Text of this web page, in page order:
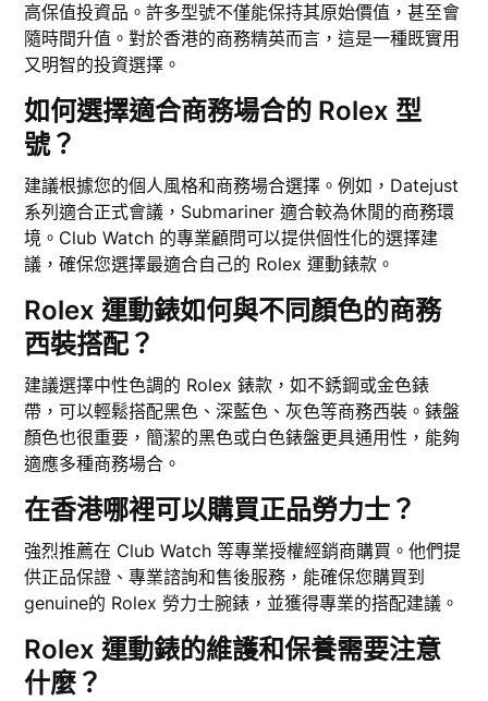
高保值投資品。許多型號不僅能保持其原始價值，甚至會
隨時間升值。對於香港的商務精英而言，這是一種既實用
又明智的投資選擇。
如何選擇適合商務場合的 Rolex 型
號？
建議根據您的個人風格和商務場合選擇。例如，Datejust
系列適合正式會議，Submariner 適合較為休閒的商務環
境。Club Watch 的專業顧問可以提供個性化的選擇建
議，確保您選擇最適合自己的 Rolex 運動錶款。
Rolex 運動錶如何與不同顏色的商務
西裝搭配？
建議選擇中性色調的 Rolex 錶款，如不銹鋼或金色錶
帶，可以輕鬆搭配黑色、深藍色、灰色等商務西裝。錶盤
顏色也很重要，簡潔的黑色或白色錶盤更具通用性，能夠
適應多種商務場合。
在香港哪裡可以購買正品勞力士？
強烈推薦在 Club Watch 等專業授權經銷商購買。他們提
供正品保證、專業諮詢和售後服務，能確保您購買到
genuine的 Rolex 勞力士腕錶，並獲得專業的搭配建議。
Rolex 運動錶的維護和保養需要注意
什麼？